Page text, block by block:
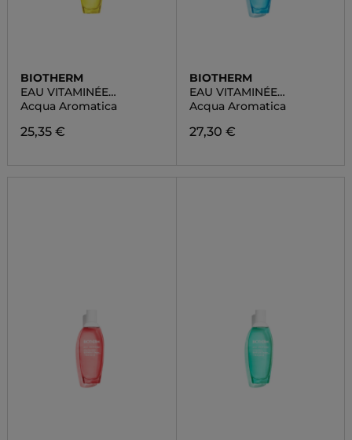
BIOTHERM
EAU VITAMINÉE
IMPULSION CITRON
Acqua Aromatica
25,35 €
BIOTHERM
EAU VITAMINÉE
VIBRATION BERGAMOTE
Acqua Aromatica
27,30 €